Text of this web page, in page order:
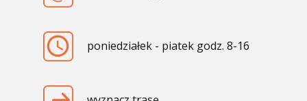
poniedziałek - piatek godz. 8-16